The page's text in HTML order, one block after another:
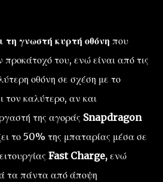
τη γνωστή κυρτή οθόνη που
του, ενώ είναι από τις
οθόνη σε σχέση με το
τον καλύτερο, αν και
της αγοράς Snapdragon
το 50% της μπαταρίας μέσα σε
Fast Charge, ενώ
τα πάντα από άποψη